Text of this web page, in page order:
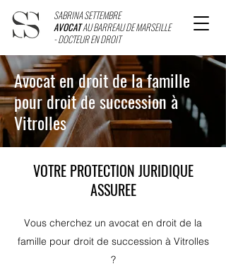
SABRINA SETTEMBRE
AVOCATAU BARREAU DE MARSEILLE
- DOCTEUR EN DROIT
Avocat en droit de la famille
pour droit de succession à
Vitrolles
VOTRE PROTECTION JURIDIQUE
ASSUREE
Vous cherchez un avocat en droit de la
famille pour droit de succession à Vitrolles
?